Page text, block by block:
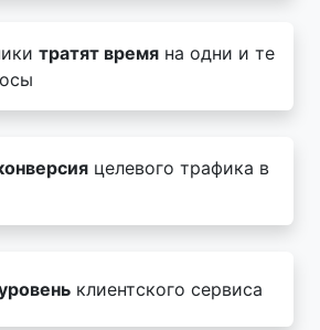
тратят время на одни и те
целевого трафика в
клиентского сервиса